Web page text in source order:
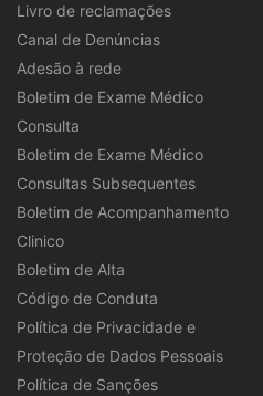
Livro de reclamações
Canal de Denúncias
Adesão à rede
Boletim de Exame Médico
Consulta
Boletim de Exame Médico
Consultas Subsequentes
Boletim de Acompanhamento
Clinico
Boletim de Alta
Código de Conduta
Política de Privacidade e
Proteção de Dados Pessoais
Política de Sanções